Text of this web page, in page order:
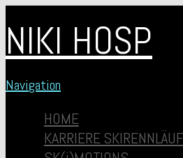
NIKI HOSP
Navigation
HOME
KARRIERE